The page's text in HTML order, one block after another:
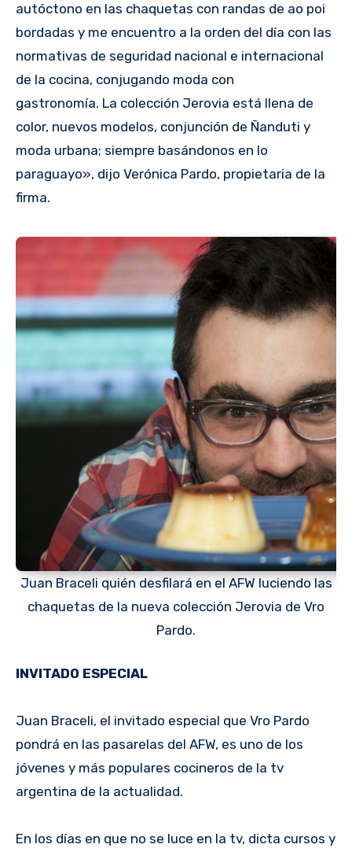
autóctono en las chaquetas con randas de ao poi
bordadas y me encuentro a la orden del día con las
normativas de seguridad nacional e internacional
de la cocina, conjugando moda con
gastronomía. La colección Jerovia está llena de
color, nuevos modelos, conjunción de Ñanduti y
moda urbana; siempre basándonos en lo
paraguayo», dijo Verónica Pardo, propietaria de la
firma.
Juan Braceli quién desfilará en el AFW luciendo las
chaquetas de la nueva colección Jerovia de Vro
Pardo.
INVITADO ESPECIAL
Juan Braceli, el invitado especial que Vro Pardo
pondrá en las pasarelas del AFW, es uno de los
jóvenes y más populares cocineros de la tv
argentina de la actualidad.
En los días en que no se luce en la tv, dicta cursos y